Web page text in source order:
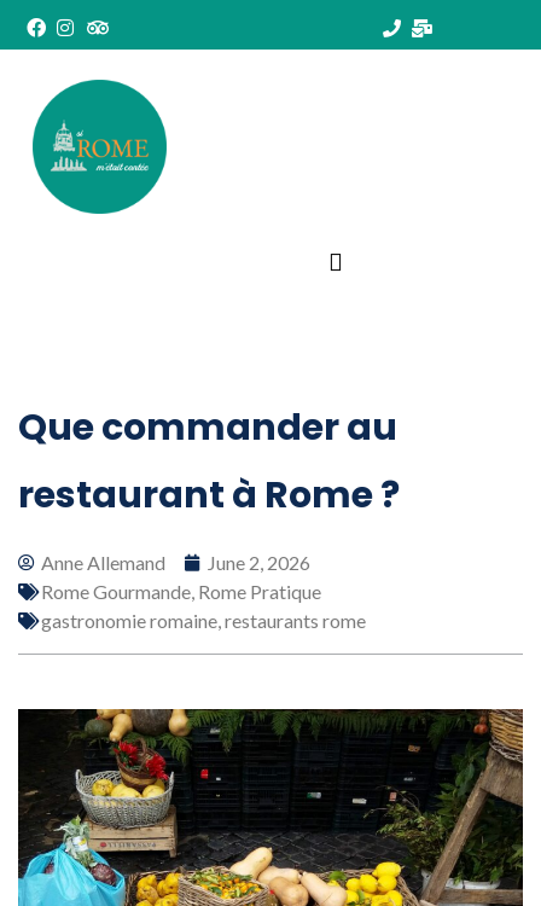
Que commander au
restaurant à Rome ?
Anne Allemand
June 2, 2026
Rome Gourmande, Rome Pratique
gastronomie romaine,restaurants rome